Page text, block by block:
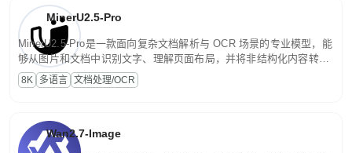
MinerU2.5-Pro
MinerU2.5-Pro是一款面向复杂文档解析与 OCR 场景的专业模型，能
够从图片和文档中识别文字、理解页面布局，并将非结构化内容转换
为便于存储、检索和二次处理的结构化结果。
8K 多语言 文档处理/OCR
Wan2.7-Image